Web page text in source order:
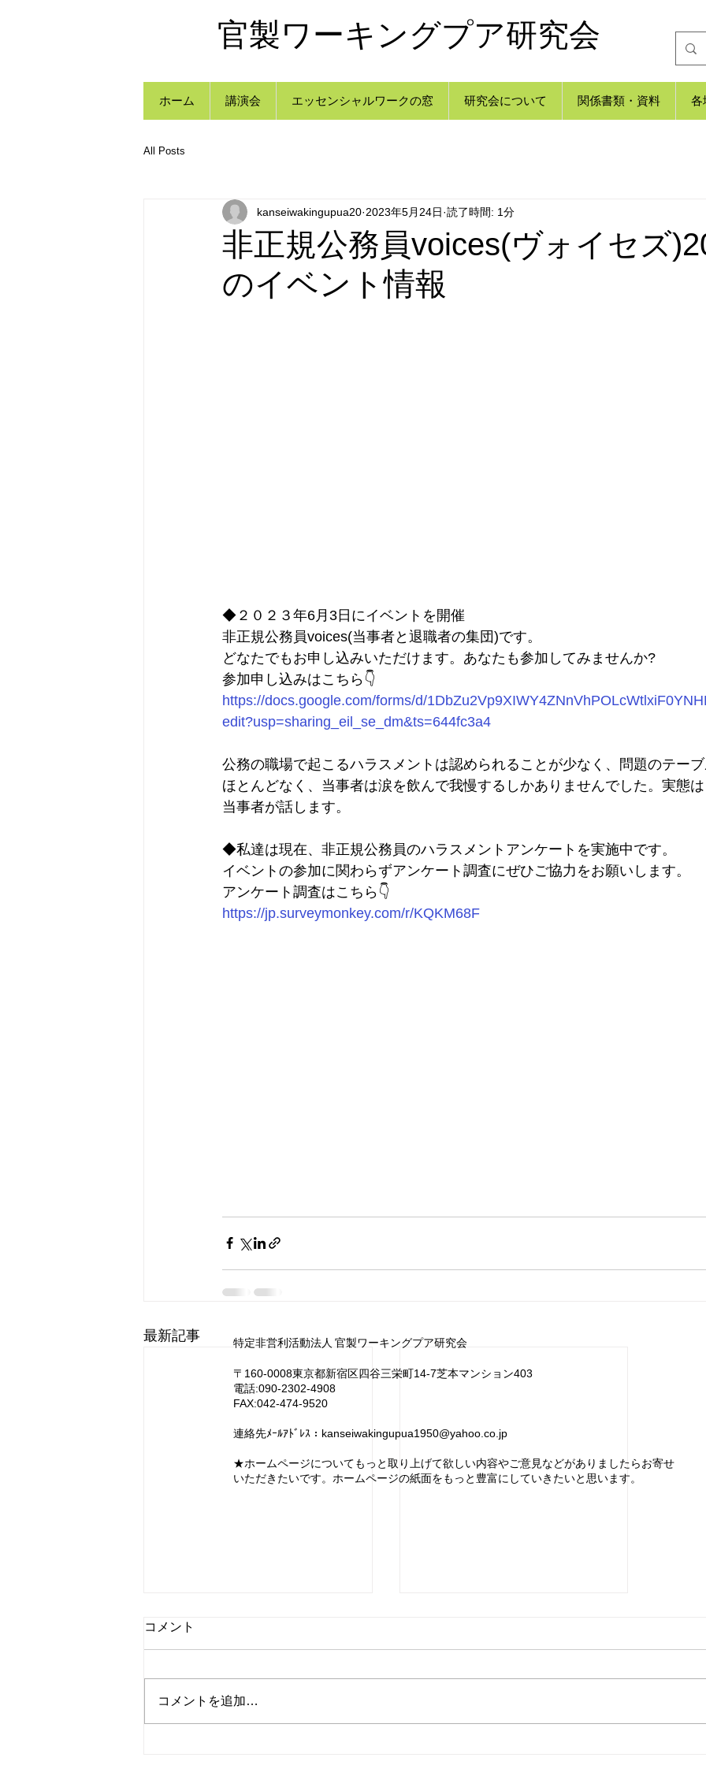
官製ワーキングプア研究会
ホーム 講演会 エッセンシャルワークの窓 研究会について 関係書類・資料 各
All Posts
非正規公務員voices(ヴォイセズ
のイベント情報
kanseiwakingupua20 2023年5月24日 読了時間: 1分
◆２０２３年6月3日にイベントを開催
非正規公務員voices(当事者と退職者の集団)です。
どなたでもお申し込みいただけます。あなたも参加してみませんか?
参加申し込みはこちら👇
https://docs.google.com/forms/d/
edit?usp=sharing_eil_se_dm&ts=644fc3a4
公務の職場で起こるハラスメントは認められることが少なく、問題のテー
ほとんどなく、当事者は涙を飲んで我慢するしかありませんでした。実態は
当事者が話します。
◆私達は現在、非正規公務員のハラスメントアンケートを実施中です。
イベントの参加に関わらずアンケート調査にぜひご協力をお願いします。
アンケート調査はこちら👇
https://jp.surveymonkey.com/r/KQKM68F
最新記事
今秋３か所で「なくそう！官
グプア集会」ですが、今年は、九
州（福岡）が ①８月２９日
コメント
コメントを追加…
特定非営利活動法人 官製ワーキングプア研究会
〒160-0008東京都新宿区四谷三栄町14‐7芝本マンション403
電話:090-2302-4908
FAX:042-474-9520
連絡先ﾒｰﾙｱﾄﾞﾚｽ： kanseiwakingupua1950@yahoo.co.jp
​★ホームページについてもっと取り上げて欲しい内容やご意見などがありましたらお寄せ
いただきたいです。ホームページの紙面をもっと豊富にしていきたいと思います。